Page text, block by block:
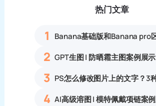
热门文章
1
2 GPT生图 | 防晒霜主图案例展示
3
4